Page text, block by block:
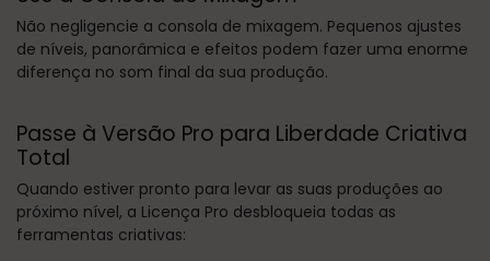
Não negligencie a consola de mixagem. Pequenos ajustes
de níveis, panorâmica e efeitos podem fazer uma enorme
diferença no som final da sua produção.
Passe à Versão Pro para Liberdade Criativa
Total
Quando estiver pronto para levar as suas produções ao
próximo nível, a Licença Pro desbloqueia todas as
ferramentas criativas: